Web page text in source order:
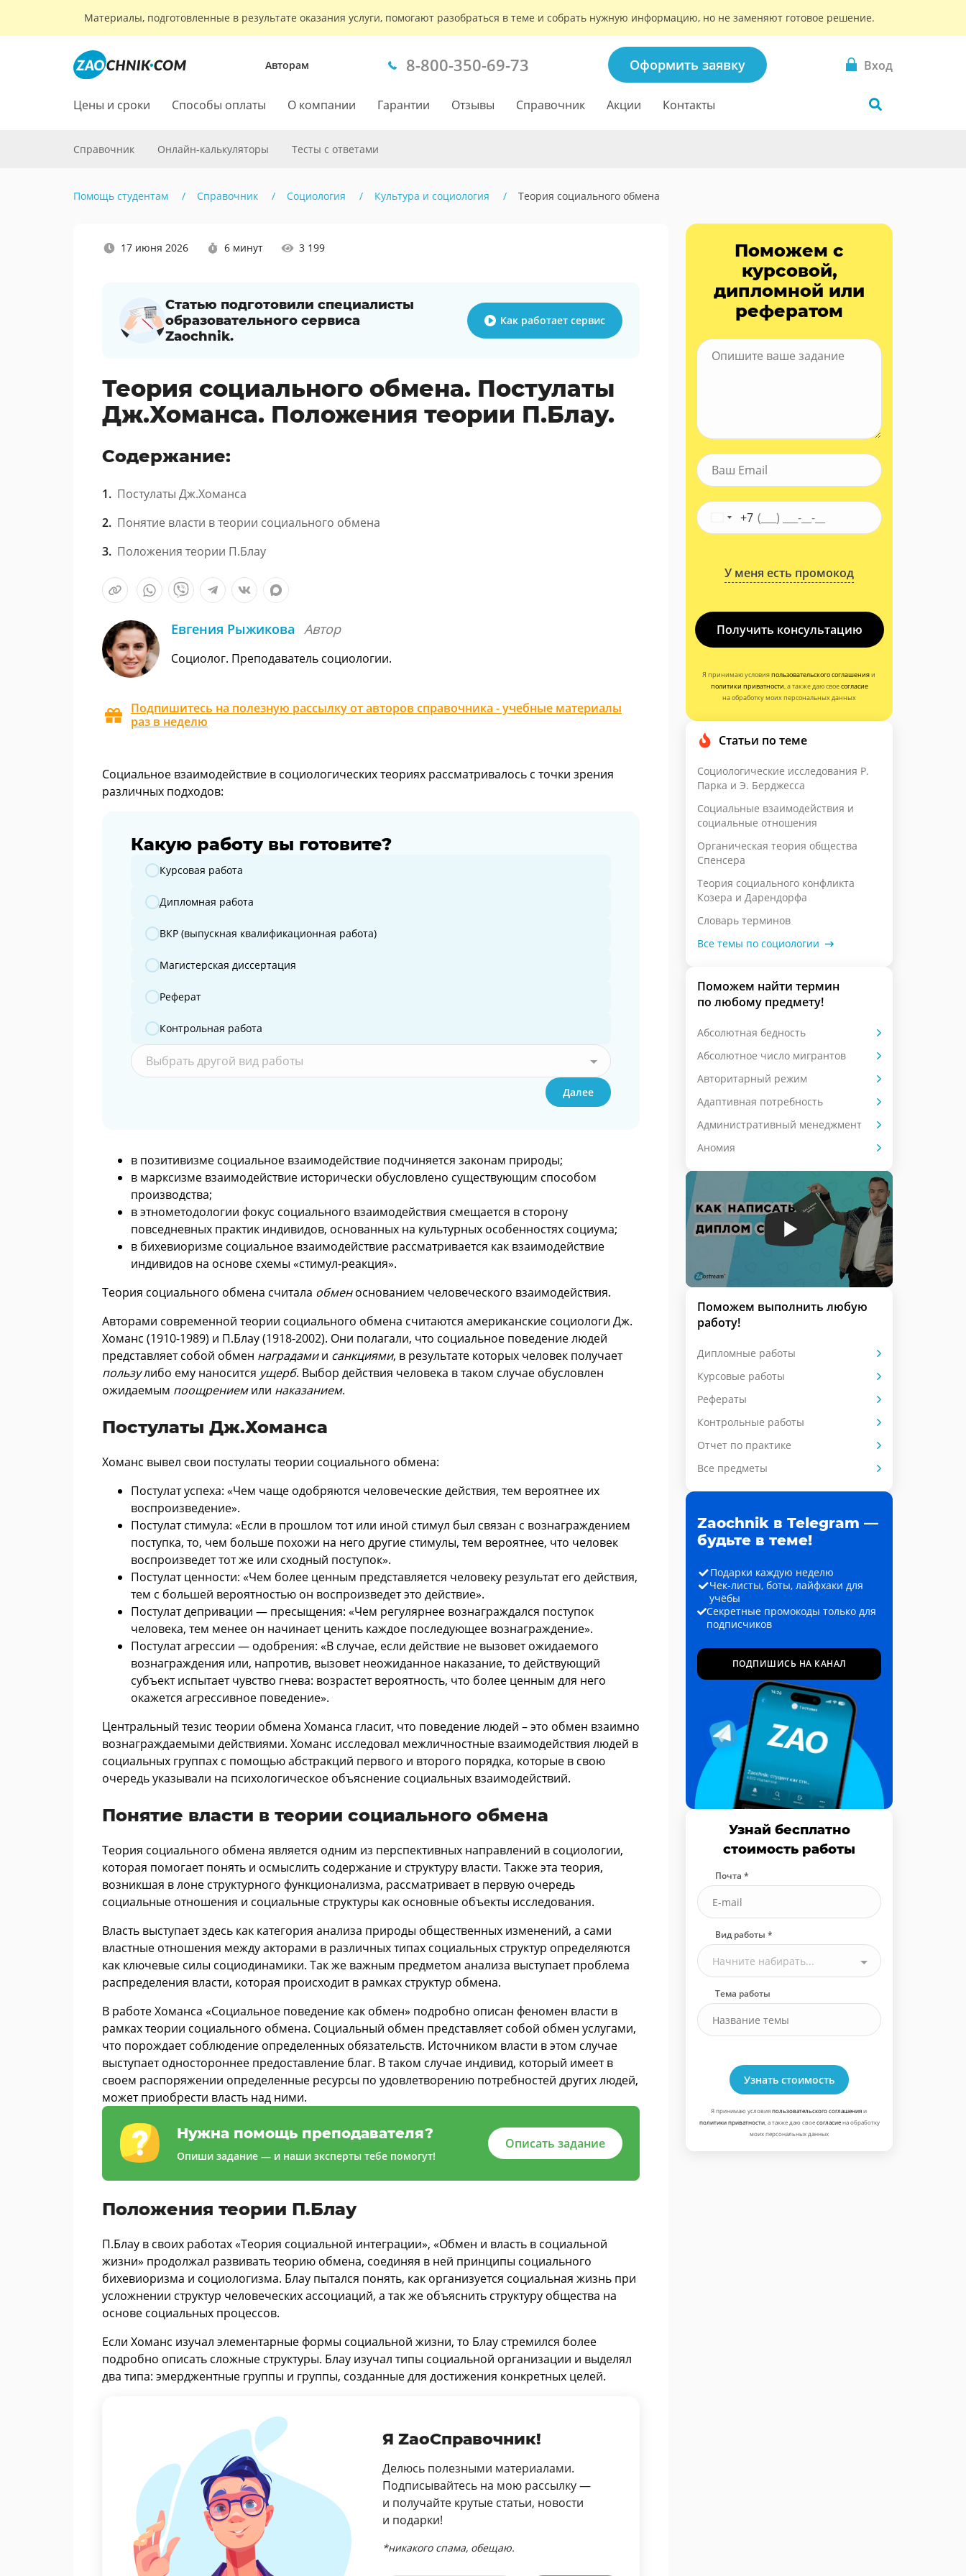
Материалы, подготовленные в результате оказания услуги, помогают разобраться в теме и собрать нужную информацию, но не заменяют готовое решение.
Авторам 8-800-350-69-73 Оформить заявку Вход
Цены и сроки Способы оплаты О компании Гарантии Отзывы Справочник Акции Контакты
Справочник Онлайн-калькуляторы Тесты с ответами
Помощь студентам Справочник Социология Культура и социология Теория социального обмена
17 июня 2026 6 минут 3 199
Статью подготовили специалисты
образовательного сервиса
Zaochnik.
Как работает сервис
Теория социального обмена. Постулаты
Дж.Хоманса. Положения теории П.Блау.
Содержание:
Постулаты Дж.Хоманса
Понятие власти в теории социального обмена
Положения теории П.Блау
Евгения Рыжикова Автор
Социолог. Преподаватель социологии.
Подпишитесь на полезную рассылку от авторов справочника - учебные материалы
раз в неделю
Социальное взаимодействие в социологических теориях рассматривалось с точки зрения
различных подходов:
Какую работу вы готовите?
Какую работу вы готовите?
Курсовая работа
Дипломная работа
ВКР (выпускная квалификационная работа)
Магистерская диссертация
Реферат
Контрольная работа
Выбрать другой вид работы
Далее
в позитивизме социальное взаимодействие подчиняется законам природы;
в марксизме взаимодействие исторически обусловлено существующим способом
производства;
в этнометодологии фокус социального взаимодействия смещается в сторону
повседневных практик индивидов, основанных на культурных особенностях социума;
в бихевиоризме социальное взаимодействие рассматривается как взаимодействие
индивидов на основе схемы «стимул-реакция».
Теория социального обмена считала обменоснованием человеческого взаимодействия.
Авторами современной теории социального обмена считаются американские социологи Дж.
Хоманс (1910-1989) и П.Блау (1918-2002). Они полагали, что социальное поведение людей
представляет собой обмен наградамии санкциями, в результате которых человек получает
пользулибо ему наносится ущерб. Выбор действия человека в таком случае обусловлен
ожидаемым поощрениемили наказанием.
Постулаты Дж.Хоманса
Хоманс вывел свои постулаты теории социального обмена:
Постулат успеха: «Чем чаще одобряются человеческие действия, тем вероятнее их
воспроизведение».
Постулат стимула: «Если в прошлом тот или иной стимул был связан с вознаграждением
поступка, то, чем больше похожи на него другие стимулы, тем вероятнее, что человек
воспроизведет тот же или сходный поступок».
Постулат ценности: «Чем более ценным представляется человеку результат его действия,
тем с большей вероятностью он воспроизведет это действие».
Постулат депривации — пресыщения: «Чем регулярнее вознаграждался поступок
человека, тем менее он начинает ценить каждое последующее вознаграждение».
Постулат агрессии — одобрения: «В случае, если действие не вызовет ожидаемого
вознаграждения или, напротив, вызовет неожиданное наказание, то действующий
субъект испытает чувство гнева: возрастет вероятность, что более ценным для него
окажется агрессивное поведение».
Центральный тезис теории обмена Хоманса гласит, что поведение людей – это обмен взаимно
вознаграждаемыми действиями. Хоманс исследовал межличностные взаимодействия людей в
социальных группах с помощью абстракций первого и второго порядка, которые в свою
очередь указывали на психологическое объяснение социальных взаимодействий.
Понятие власти в теории социального обмена
Теория социального обмена является одним из перспективных направлений в социологии,
которая помогает понять и осмыслить содержание и структуру власти. Также эта теория,
возникшая в лоне структурного функционализма, рассматривает в первую очередь
социальные отношения и социальные структуры как основные объекты исследования.
Власть выступает здесь как категория анализа природы общественных изменений, а сами
властные отношения между акторами в различных типах социальных структур определяются
как ключевые силы социодинамики. Так же важным предметом анализа выступает проблема
распределения власти, которая происходит в рамках структур обмена.
В работе Хоманса «Социальное поведение как обмен» подробно описан феномен власти в
рамках теории социального обмена. Социальный обмен представляет собой обмен услугами,
что порождает соблюдение определенных обязательств. Источником власти в этом случае
выступает одностороннее предоставление благ. В таком случае индивид, который имеет в
своем распоряжении определенные ресурсы по удовлетворению потребностей других людей,
может приобрести власть над ними.
Нужна помощь преподавателя?
Опиши задание — и наши эксперты тебе помогут!
Описать задание
Положения теории П.Блау
П.Блау в своих работах «Теория социальной интеграции», «Обмен и власть в социальной
жизни» продолжал развивать теорию обмена, соединяя в ней принципы социального
бихевиоризма и социологизма. Блау пытался понять, как организуется социальная жизнь при
усложнении структур человеческих ассоциаций, а так же объяснить структуру общества на
основе социальных процессов.
Если Хоманс изучал элементарные формы социальной жизни, то Блау стремился более
подробно описать сложные структуры. Блау изучал типы социальной организации и выделял
два типа: эмерджентные группы и группы, созданные для достижения конкретных целей.
Я ZaoСправочник!
Делюсь полезными материалами.
Подписывайтесь на мою рассылку —
и получайте крутые статьи, новости
и подарки!
*никакого спама, обещаю.
Поможем с
курсовой,
дипломной или
рефератом
+7
У меня есть промокод
Получить консультацию
Я принимаю условияпользовательского соглашенияи
политики приватности, а также даю своесогласие
на обработку моих персональных данных
Статьи по теме
Социологические исследования Р.
Парка и Э. Берджесса
Социальные взаимодействия и
социальные отношения
Органическая теория общества
Спенсера
Теория социального конфликта
Козера и Дарендорфа
Словарь терминов
Все темы по социологии
Поможем найти термин
по любому предмету!
Абсолютная бедность
Абсолютное число мигрантов
Авторитарный режим
Адаптивная потребность
Административный менеджмент
Аномия
Поможем выполнить любую
работу!
Дипломные работы
Курсовые работы
Рефераты
Контрольные работы
Отчет по практике
Все предметы
Zaochnik в Telegram —
будьте в теме!
Подарки каждую неделю
Чек-листы, боты, лайфхаки для
учёбы
Секретные промокоды только для
подписчиков
ПОДПИШИСЬ НА КАНАЛ
Узнай бесплатно
стоимость работы
Почта *
Вид работы *
Начните набирать...
Тема работы
Узнать стоимость
Я принимаю условияпользовательского соглашенияи
политики приватности, а также даю своесогласиена обработку
моих персональных данных